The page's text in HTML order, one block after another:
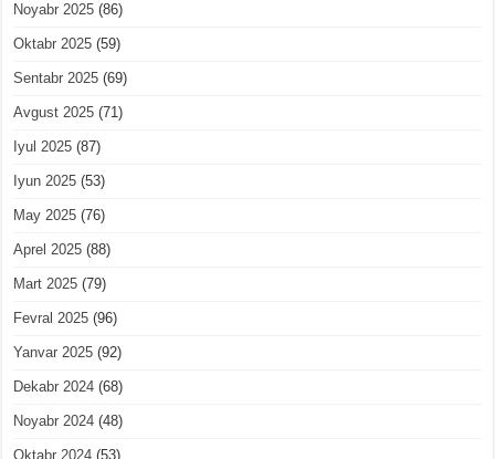
Noyabr 2025 (86)
Oktabr 2025 (59)
Sentabr 2025 (69)
Avgust 2025 (71)
Iyul 2025 (87)
Iyun 2025 (53)
May 2025 (76)
Aprel 2025 (88)
Mart 2025 (79)
Fevral 2025 (96)
Yanvar 2025 (92)
Dekabr 2024 (68)
Noyabr 2024 (48)
Oktabr 2024 (53)